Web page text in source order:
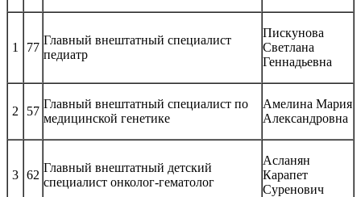
1 77
Главный внештатный специалист
педиатр
Пискунова
Светлана
Геннадьевна
2 57
Главный внештатный специалист по
медицинской генетике
Амелина Мария
Александровна
3 62
Главный внештатный детский
специалист онколог-гематолог
Асланян
Карапет
Суренович